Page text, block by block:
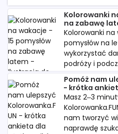
Kolorowanki
na zabawę
Kolorowanki na
pomysłów na
wykorzystać
podróży i
Pomóż nam
- krótka
Masz 2–3
nam tworzyć
naprawdę